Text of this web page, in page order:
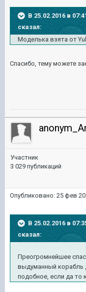
В 25.02.2016 в
сказал:
Моделька взята от
Спасибо, тему можете
Участник
3 029 публикаций
Опубликовано: 25 фев
В 25.02.2016 в
сказал:
Преогромнейшее
выдуманный корабль
подобное, если да то